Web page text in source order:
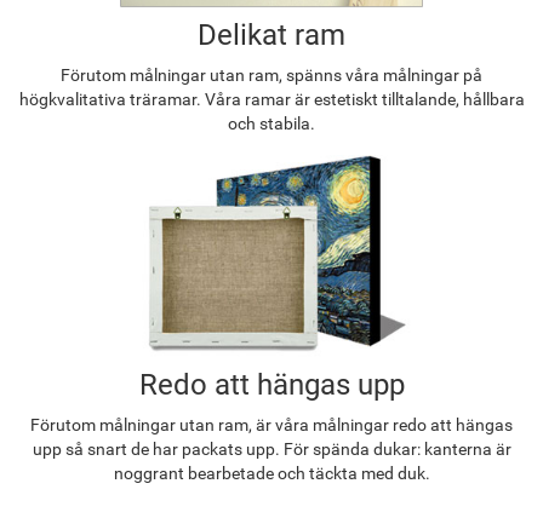
Delikat ram
Förutom målningar utan ram, spänns våra målningar på
högkvalitativa träramar. Våra ramar är estetiskt tilltalande, hållbara
och stabila.
Redo att hängas upp
Förutom målningar utan ram, är våra målningar redo att hängas
upp så snart de har packats upp. För spända dukar: kanterna är
noggrant bearbetade och täckta med duk.